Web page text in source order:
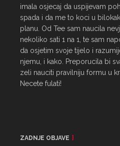
imala osjecaj da uspijevam
spada i da me to koci u
planu. Od Tee sam naucila
nekoliko sati 1 na 1, te sam
da osjetim svoje tijelo i
njemu, i kako. Preporucila bi
zeli nauciti pravilniju formu u
Necete fulati!
ZADNJE OBJAVE